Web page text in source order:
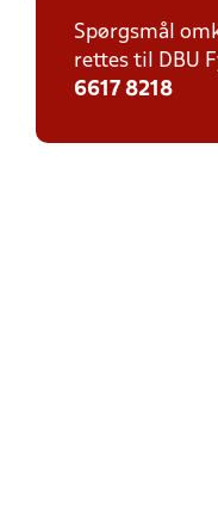
Spørgsmål
rettes til DBU
6617 8218